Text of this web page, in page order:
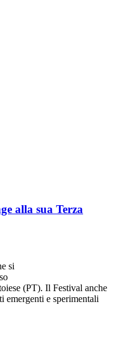
alla sua Terza
si
(PT). Il Festival anche
emergenti e sperimentali